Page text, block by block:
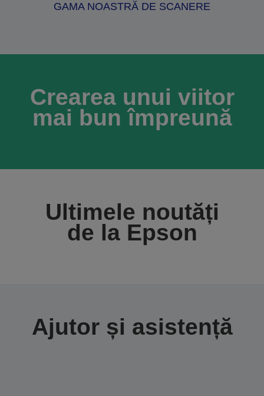
GAMA NOASTRĂ DE SCANERE
Crearea unui viitor
mai bun împreună
Ultimele noutăți
de la Epson
Ajutor și asistență